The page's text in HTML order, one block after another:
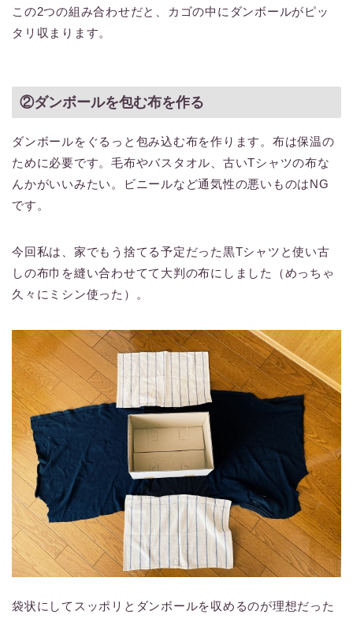
この2つの組み合わせだと、カゴの中にダンボールがピッ
タリ収まります。
②ダンボールを包む布を作る
ダンボールをぐるっと包み込む布を作ります。布は保温の
ために必要です。毛布やバスタオル、古いTシャツの布な
んかがいいみたい。ビニールなど通気性の悪いものはNG
です。
今回私は、家でもう捨てる予定だった黒Tシャツと使い古
しの布巾を縫い合わせてて大判の布にしました（めっちゃ
久々にミシン使った）。
袋状にしてスッポリとダンボールを収めるのが理想だった